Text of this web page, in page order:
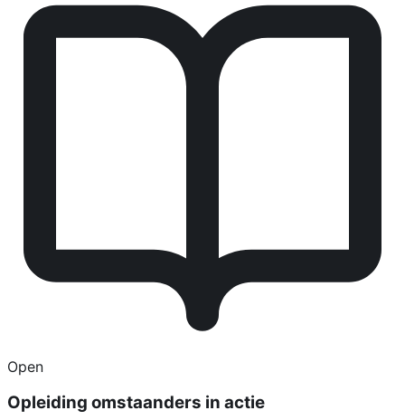
Open
Opleiding omstaanders in actie